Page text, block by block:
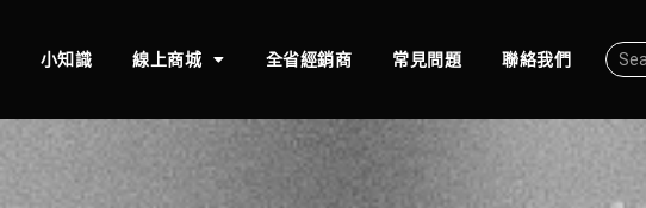
小知識 線上商城 全省經銷商 常見問題 聯絡我們